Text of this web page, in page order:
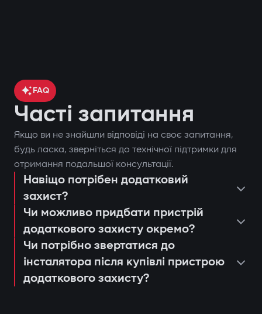
FAQ
Часті запитання
Якщо ви не знайшли відповіді на своє запитання,
будь ласка, зверніться до технічної підтримки для
отримання подальшої консультації.
Навіщо потрібен додатковий
захист?
Чи можливо придбати пристрій
додаткового захисту окремо?
Чи потрібно звертатися до
інсталятора після купівлі пристрою
додаткового захисту?